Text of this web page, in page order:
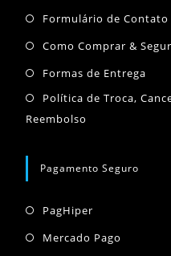
nova
aba
nova
aba
nova
Formulário de Contato
Como Comprar &
Formas de EntregaAbre
em
Política de Troca,
Reembolso
Pagamento Seguro
PagHiperAbre
Mercado Pago